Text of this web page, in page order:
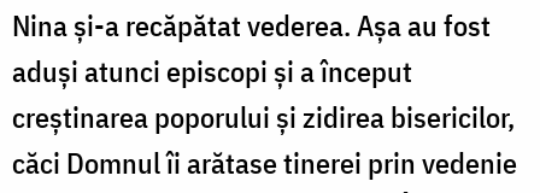
Nina și-a recăpătat vederea. Așa au fost
aduși atunci episcopi și a început
creștinarea poporului și zidirea bisericilor,
căci Domnul îi arătase tinerei prin vedenie